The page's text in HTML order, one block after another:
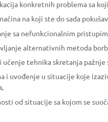
konkretnih problema sa
na koji ste do sada
sa nefunkcionalnim
alternativnih metoda
učenje tehnika skretanja
i uvođenje u situacije koje
od situacije sa kojom se